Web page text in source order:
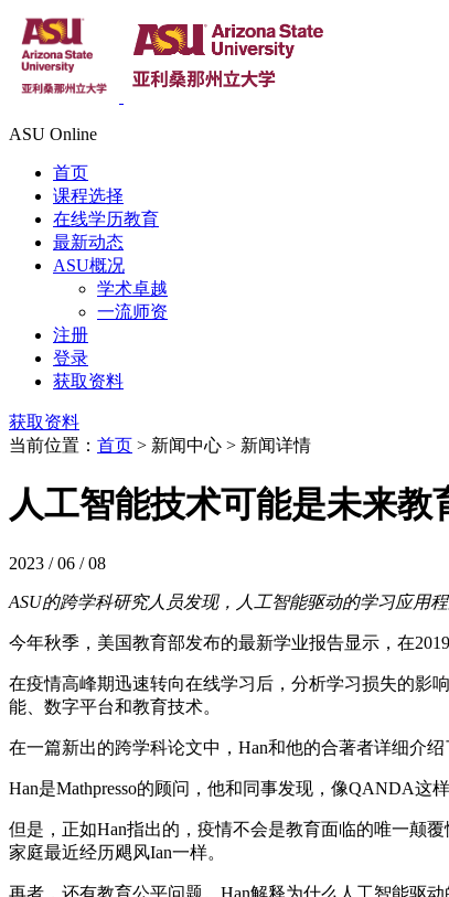
ASU Online
首页
课程选择
在线学历教育
最新动态
ASU概况
学术卓越
一流师资
注册
登录
获取资料
获取资料
当前位置： 首页 > 新闻中心 > 新闻详情
人工智能技术可能是未来教
2023 / 06 / 08
ASU的跨学科研究人员发现，人工智能驱动的学习应用程
今年秋季，美国教育部发布的最新学业报告显示，在
在疫情高峰期迅速转向在线学习后，分析学习损失的影
能、数字平台和教育技术。
在一篇新出的跨学科论文中，Han和他的合著者详细介
Han是Mathpresso的顾问，他和同事发现，像QANDA
但是，正如Han指出的，疫情不会是教育面临的唯一颠
家庭最近经历飓风Ian一样。
再者，还有教育公平问题。Han解释为什么人工智能驱